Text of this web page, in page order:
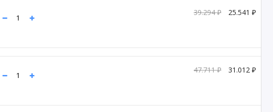
39.294 ₽ 25.541 ₽
47.711 ₽ 31.012 ₽